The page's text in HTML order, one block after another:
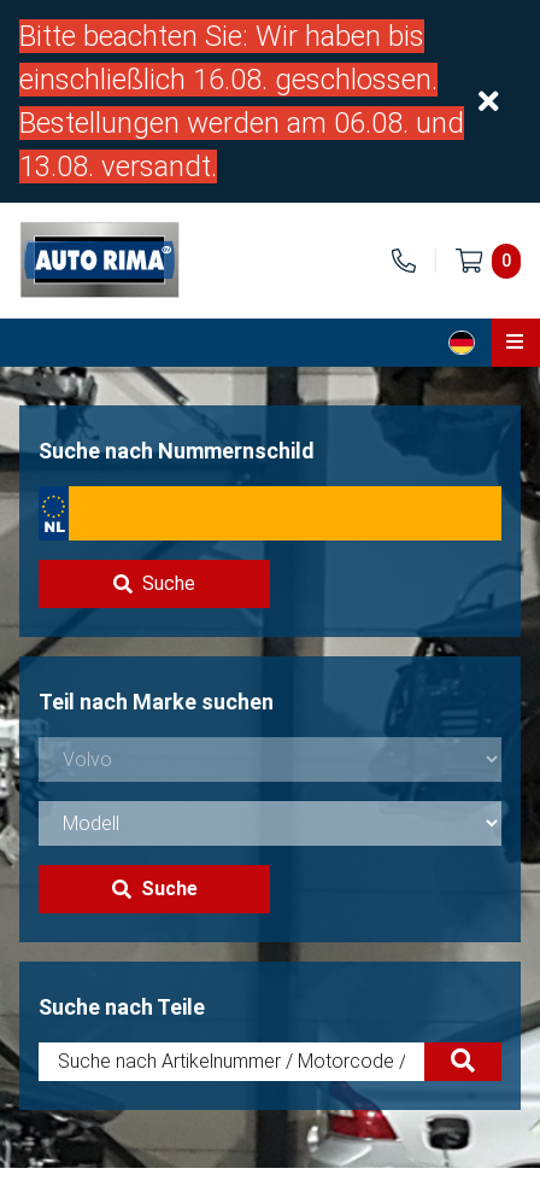
Bitte beachten Sie: Wir haben bis
einschließlich 16.08. geschlossen.
Bestellungen werden am 06.08. und
13.08. versandt.
0
Home
Über uns
Volvo Verkaufen?
Nicht gefunden?
Suche nach Nummernschild
Suche
Teil nach Marke suchen
Suche
Suche nach Teile